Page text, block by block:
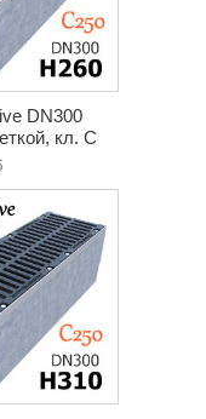
DN300
кл. C